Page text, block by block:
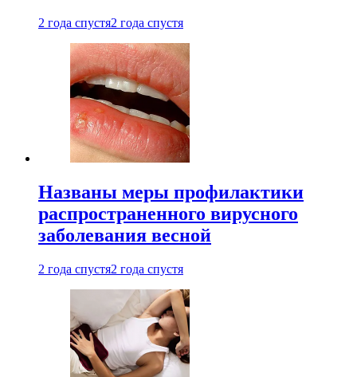
2 года спустя2 года спустя
Названы меры профилактики
распространенного вирусного
заболевания весной
2 года спустя2 года спустя